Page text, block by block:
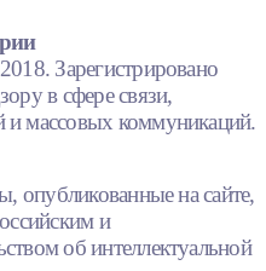
Зарегистрировано
в сфере связи,
массовых коммуникаций.
опубликованные на сайте,
и
об интеллектуальной